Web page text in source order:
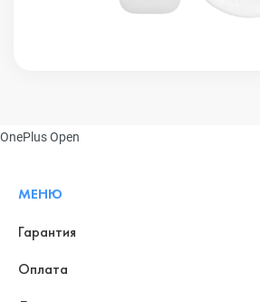
OnePlus Open
МЕНЮ
Гарантия
Оплата